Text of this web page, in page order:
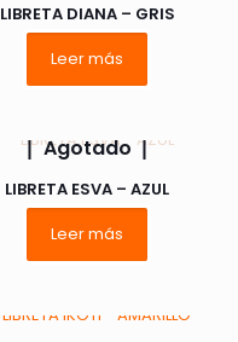
LIBRETA DIANA – GRIS
Leer más
Agotado
LIBRETA ESVA – AZUL
Leer más